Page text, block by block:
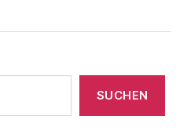
SUCHEN